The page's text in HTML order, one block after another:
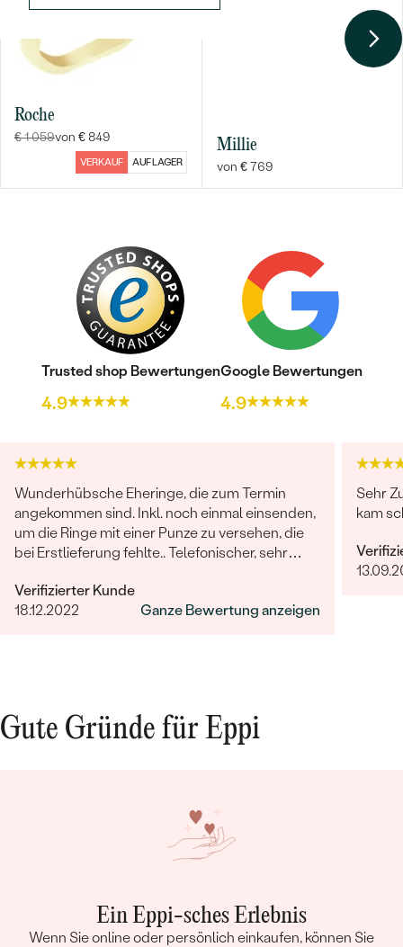
TYP:
ANZAHL:
Rund
Violett
Diamant
KARATGEWICHT:
ABMESSUNGEN:
Rund
Roche
€ 1 059von € 849
VERKAUF AUF LAGER
Millie
von € 769
Trusted shop Bewertungen
4.9
Google Bewertungen
4.9
Wunderhübsche Eheringe, die zum Termin
angekommen sind. Inkl. noch einmal einsenden,
um die Ringe mit einer Punze zu versehen, die
bei Erstlieferung fehlte.. Telefonischer, sehr
hinsichtlich der kompletten Abwicklung. Die
Hochzeit rundum gelungen, das Brautpaar
Verifizierter Kunde
18.12.2022
Ganze Bewertung anzeigen
Sehr
kam
Gute Gründe für Eppi
Ein Eppi-sches Erlebnis
Wenn Sie online oder persönlich einkaufen, können Sie